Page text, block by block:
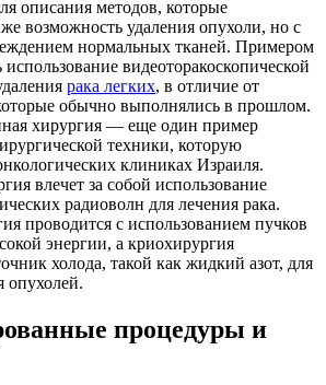
описания методов, которые
возможность удаления опухоли, но с
нормальных тканей. Примером
видеоторакоскопической
рака легких, в отличие от
обычно выполнялись в прошлом.
хирургия — еще один пример
техники, которую
клиниках Израиля.
влечет за собой использование
радиоволн для лечения рака.
проводится с использованием пучков
энергии, а криохирургия
холода, такой как жидкий азот, для
опухолей.
процедуры и